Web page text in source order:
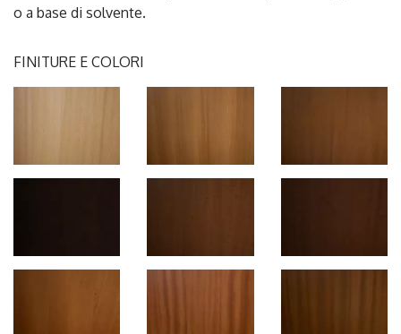
o a base di solvente.
FINITURE E COLORI